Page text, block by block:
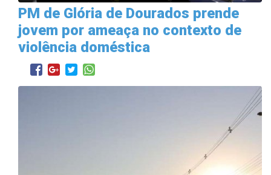
PM de Glória de Dourados prende
jovem por ameaça no contexto de
violência doméstica